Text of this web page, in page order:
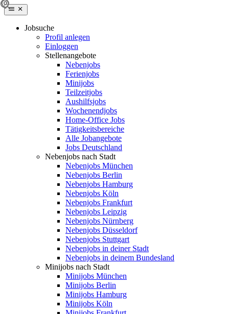
Jobsuche
Profil anlegen
Einloggen
Stellenangebote
Nebenjobs
Ferienjobs
Minijobs
Teilzeitjobs
Aushilfsjobs
Wochenendjobs
Home-Office Jobs
Tätigkeitsbereiche
Alle Jobangebote
Jobs Deutschland
Nebenjobs nach Stadt
Nebenjobs München
Nebenjobs Berlin
Nebenjobs Hamburg
Nebenjobs Köln
Nebenjobs Frankfurt
Nebenjobs Leipzig
Nebenjobs Nürnberg
Nebenjobs Düsseldorf
Nebenjobs Stuttgart
Nebenjobs in deiner Stadt
Nebenjobs in deinem Bundesland
Minijobs nach Stadt
Minijobs München
Minijobs Berlin
Minijobs Hamburg
Minijobs Köln